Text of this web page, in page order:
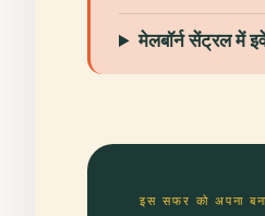
मेलबॉर्न सेंट्रल में
इस सफर को अपना